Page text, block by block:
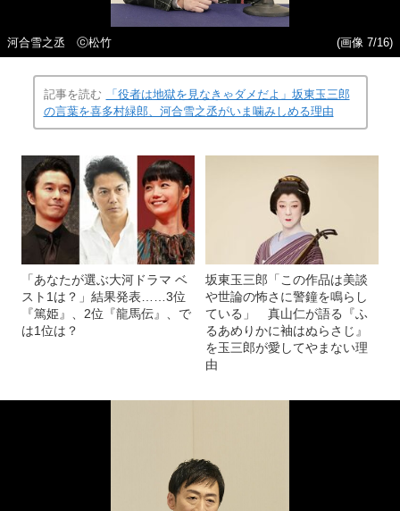
河合雪之丞 ⓒ松竹 (画像 7/16)
記事を読む
「役者は地獄を見なきゃダメだよ」坂東玉三郎
の言葉を喜多村緑郎、河合雪之丞がいま噛みしめる理由
「あなたが選ぶ大河ドラマ ベ
スト1は？」結果発表……3位
『篤姫』、2位『龍馬伝』、で
は1位は？
坂東玉三郎「この作品は美談
や世論の怖さに警鐘を鳴らし
ている」 真山仁が語る『ふ
るあめりかに袖はぬらさじ』
を玉三郎が愛してやまない理
由